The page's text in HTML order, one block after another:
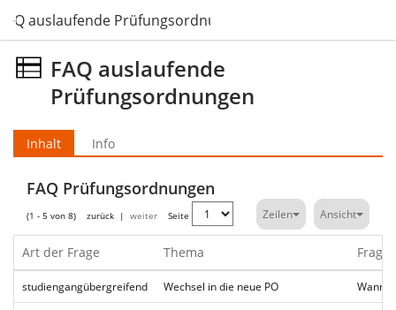
auslaufende Prüfungsordnungen
FAQ auslaufende
Prüfungsordnungen
Inhalt Info
FAQ Prüfungsordnungen
(1 - 5 von 8) zurück | weiter Seite Zeilen Ansicht
Art der Frage Thema Frage
studiengangübergreifend Wechsel in die neue PO Wann